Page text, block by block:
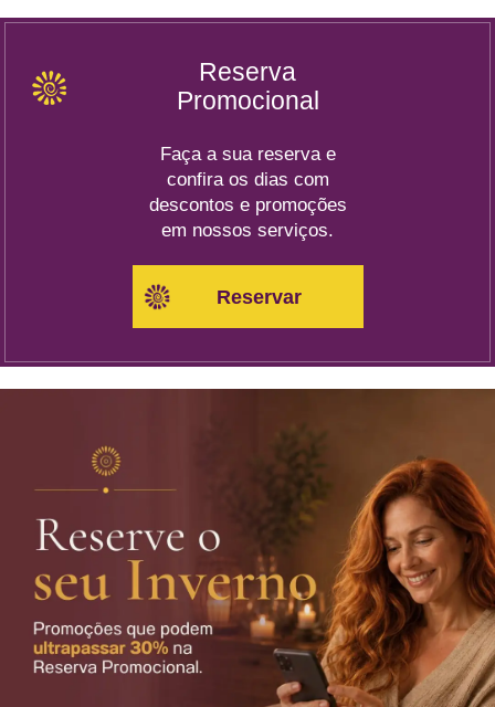
Reserva
Promocional
Faça a sua reserva e
confira os dias com
descontos e promoções
em nossos serviços.
Reservar